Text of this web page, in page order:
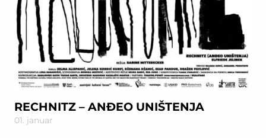
RECHNITZ – ANĐEO UNIŠTENJA
01. januar